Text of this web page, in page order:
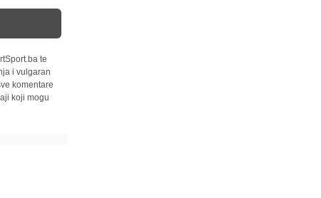
te
i vulgaran
komentare
koji mogu